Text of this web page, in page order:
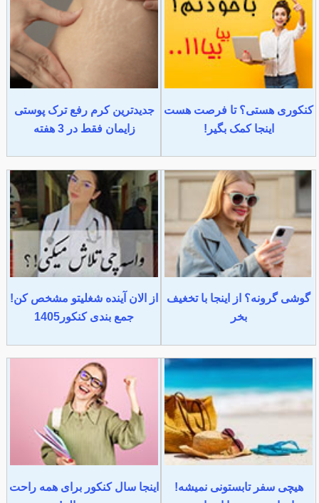
کنکوری هستی؟ تا فرصت هست
اینجا کمک بگیر!
جدیدترین کرم رفع ترک پوستی
زایمان فقط در 3 هفته
گوشی گرونه؟ از اینجا با تخغیف
بخر
از الان آینده شغلیتو مشخص کن!
جمع بندی کنکور1405
هیچی سفر تابستونی نمیشه!
اینجا سال کنکور برای همه راحت